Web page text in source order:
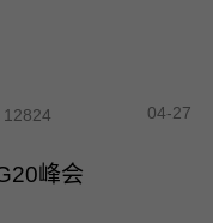
12824 04-27
峰会